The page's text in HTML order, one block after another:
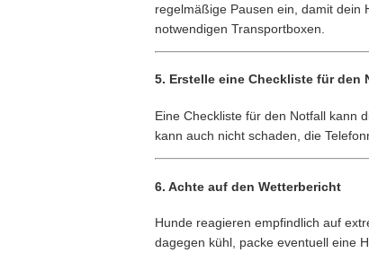
regelmäßige Pausen ein, damit dein
notwendigen Transportboxen.
5. Erstelle eine Checkliste für den
Eine Checkliste für den Notfall kann
kann auch nicht schaden, die
6. Achte auf den Wetterbericht
Hunde reagieren empfindlich auf
dagegen kühl, packe eventuell eine